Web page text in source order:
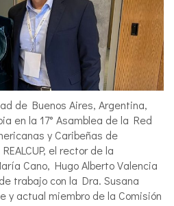
de Buenos Aires, Argentina,
en la 17° Asamblea de la Red
y Caribeñas de
el rector de la
Cano, Hugo Alberto Valencia
trabajo con la Dra. Susana
y actual miembro de la Comisión